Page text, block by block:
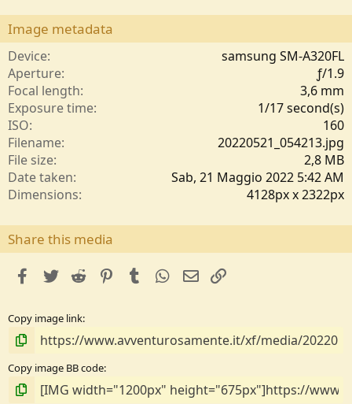
0
t
e
l
/
a
Image metadata
Device
samsung SM-A320FL
Aperture
ƒ/1.9
Focal length
3,6 mm
Exposure time
1/17 second(s)
ISO
160
Filename
20220521_054213.jpg
File size
2,8 MB
Date taken
Sab, 21 Maggio 2022 5:42 AM
Dimensions
4128px x 2322px
Share this media
facebookTwitterReddit PinterestTumblrWhatsApp
e-mail
Copy image link
Copy image BB code